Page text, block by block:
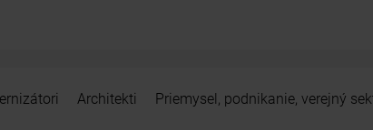
Architekti Priemysel, podnikanie, verejný